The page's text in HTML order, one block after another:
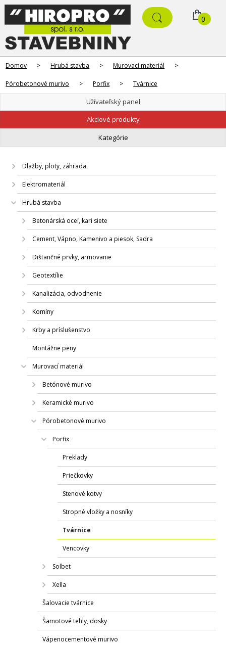
0
Domov > Hrubá stavba > Murovací materiál >
Pórobetonové murivo > Porfix > Tvárnice
Užívateľský panel
Akciové produkty
Kategórie
Dlažby, ploty, záhrada
Elektromateriál
Hrubá stavba
Betonárská oceľ, kari siete
Cement, Vápno, Kamenivo a piesok, Sadra
Dištančné prvky, armovanie
Geotextílie
Kanalizácia, odvodnenie
Komíny
Krby a príslušenstvo
Montážne peny
Murovací materiál
Betónové murivo
Keramické murivo
Pórobetonové murivo
Porfix
Preklady
Priečkovky
Stenové kotvy
Stropné vložky a nosníky
Tvárnice
Vencovky
Solbet
Xella
Šalovacie tvárnice
Šamotové tehly, dosky
Vápenocementové murivo